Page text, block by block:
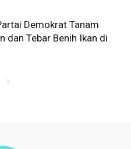
Demokrat Tanam
dan Tebar Benih Ikan di